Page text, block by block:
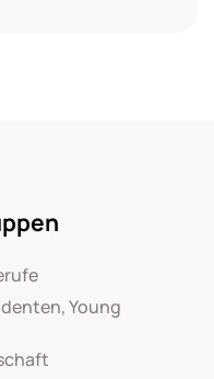
Young